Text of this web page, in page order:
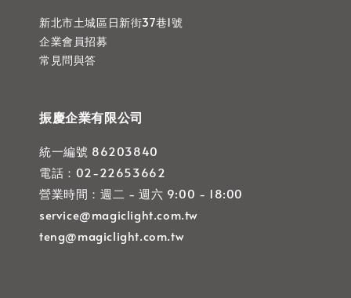
新北市土城區日新街37巷1號
企業會員招募
常見問與答
振慶企業有限公司
統一編號 86203840
電話：02-22653662
營業時間：週二 - 週六 9:00 - 18:00
service@magiclight.com.tw
teng@magiclight.com.tw